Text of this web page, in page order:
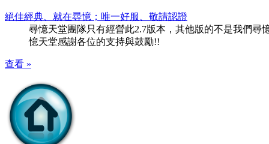
絕佳經典、就在尋憶；唯一好服、敬請認證
尋憶天堂團隊只有經營此2.7版本，其他版的不是我們尋
憶天堂感謝各位的支持與鼓勵!!
查看 »